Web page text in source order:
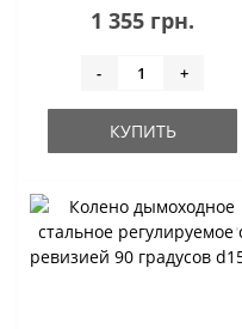
1 355 грн.
- +
КУПИТЬ